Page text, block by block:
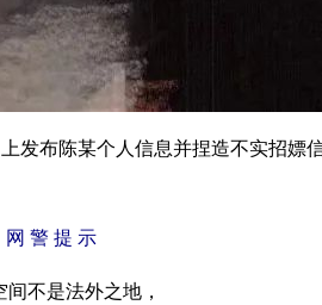
布陈某个人信息并捏造不实招嫖
网 警 提 示
间不是法外之地，